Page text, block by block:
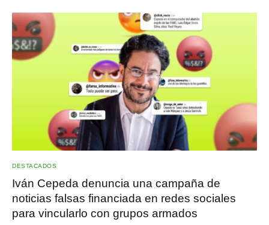
DESTACADOS
Iván Cepeda denuncia una campaña de
noticias falsas financiada en redes sociales
para vincularlo con grupos armados